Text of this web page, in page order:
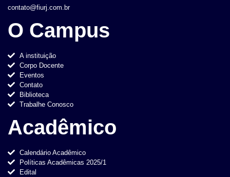
contato@fiurj.com.br
O Campus
A instituição
Corpo Docente
Eventos
Contato
Biblioteca
Trabalhe Conosco
Acadêmico
Calendário Acadêmico
Políticas Acadêmicas 2025/1
Edital